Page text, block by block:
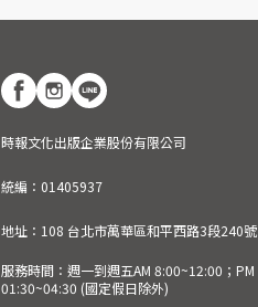
時報文化出版企業股份有限公司
統編：01405937
地址：108 台北市萬華區和平西路3段240號
服務時間：週一到週五AM 8:00~12:00；PM
01:30~04:30 (國定假日除外)